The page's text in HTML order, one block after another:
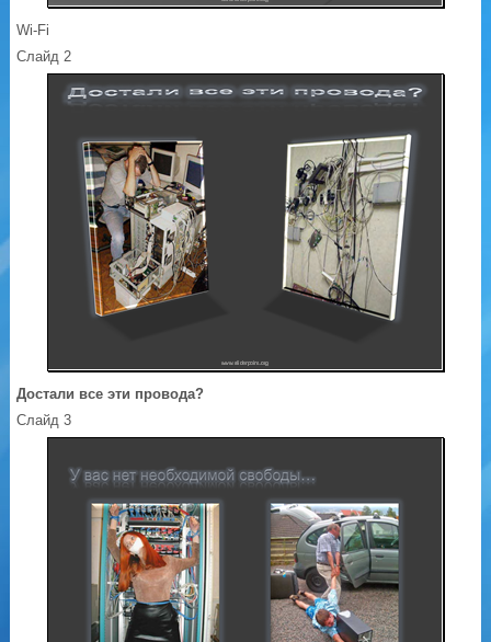
Wi-Fi
Слайд 2
Достали все эти провода?
Слайд 3